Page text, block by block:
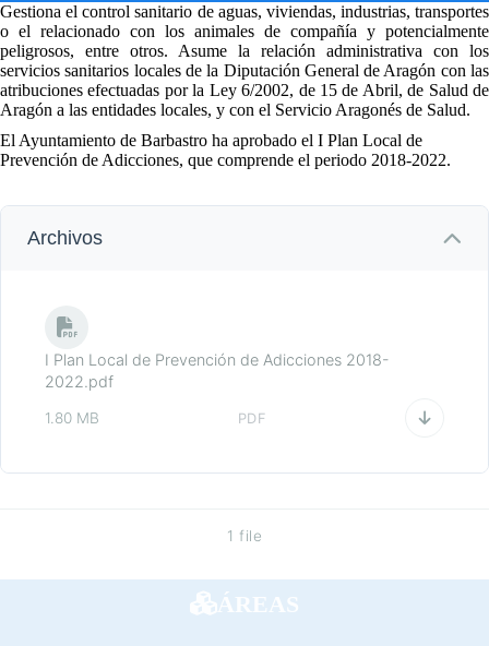
Gestiona el control sanitario de aguas, viviendas, industrias, transportes
o el relacionado con los animales de compañía y potencialmente
peligrosos, entre otros. Asume la relación administrativa con los
servicios sanitarios locales de la Diputación General de Aragón con las
atribuciones efectuadas por la Ley 6/2002, de 15 de Abril, de Salud de
Aragón a las entidades locales, y con el Servicio Aragonés de Salud.
El Ayuntamiento de Barbastro ha aprobado el I Plan Local de
Prevención de Adicciones, que comprende el periodo 2018-2022.
Archivos
I Plan Local de Prevención de Adicciones 2018-
2022.pdf
1.80 MB PDF
1 file
ÁREAS